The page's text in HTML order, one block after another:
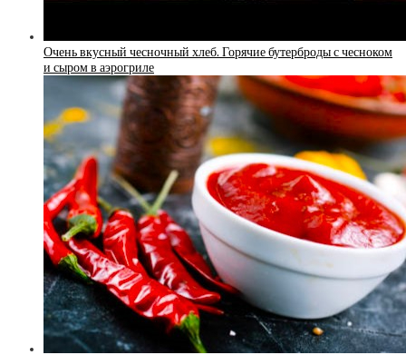
Очень вкусный чесночный хлеб. Горячие бутерброды с чесноком
и сыром в аэрогриле